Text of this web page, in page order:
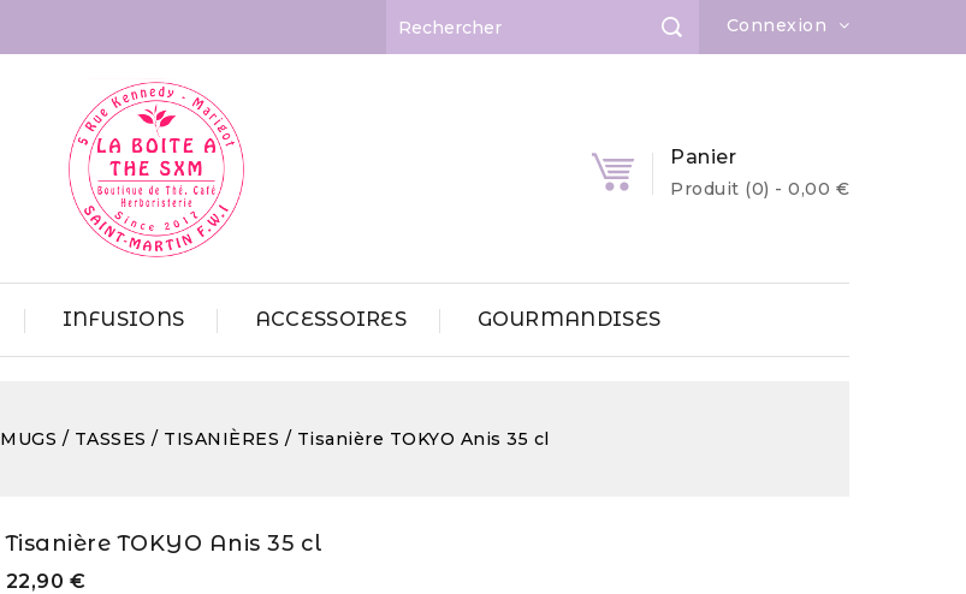
Connexion
Panier
Produit (0) - 0,00 €
INFUSIONS ACCESSOIRES GOURMANDISES
MUGS / TASSES / TISANIÈRES Tisanière TOKYO Anis 35 cl
Tisanière TOKYO Anis 35 cl
22,90 €